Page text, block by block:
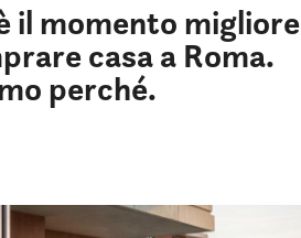
il momento migliore
casa a Roma.
perché.